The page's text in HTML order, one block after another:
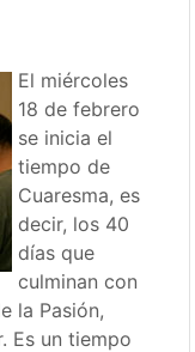
El miércoles
18 de febrero
se inicia el
tiempo de
Cuaresma, es
decir, los 40
días que
culminan con
la Pasión,
Es un tiempo